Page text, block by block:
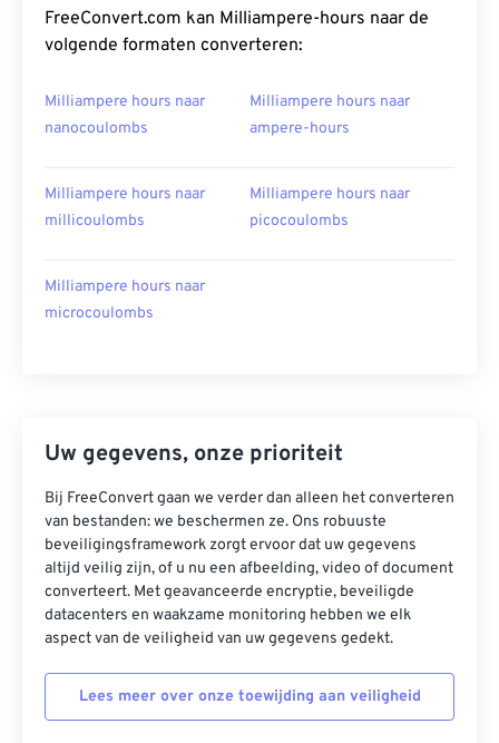
FreeConvert.com kan Milliampere-hours naar de
volgende formaten converteren:
Milliampere hours naar
nanocoulombs
Milliampere hours naar
ampere-hours
Milliampere hours naar
millicoulombs
Milliampere hours naar
picocoulombs
Milliampere hours naar
microcoulombs
Uw gegevens, onze prioriteit
Bij FreeConvert gaan we verder dan alleen het converteren
van bestanden: we beschermen ze. Ons robuuste
beveiligingsframework zorgt ervoor dat uw gegevens
altijd veilig zijn, of u nu een afbeelding, video of document
converteert. Met geavanceerde encryptie, beveiligde
datacenters en waakzame monitoring hebben we elk
aspect van de veiligheid van uw gegevens gedekt.
Lees meer over onze toewijding aan veiligheid